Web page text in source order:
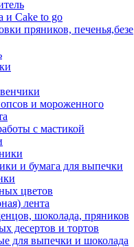
и Cake to go
пряников, печенья,безе
и мороженного
с мастикой
и бумага для выпечки
цветов
лента
шоколада, пряников
десертов и тортов
для выпечки и шоколада